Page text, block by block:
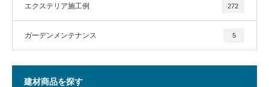
エクステリア施工例 272
ガーデンメンテナンス 5
建材商品を探す